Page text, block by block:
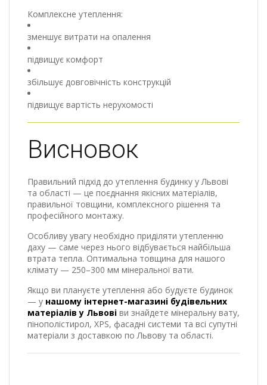
Комплексне утеплення:
зменшує витрати на опалення
підвищує комфорт
збільшує довговічність конструкцій
підвищує вартість нерухомості
Висновок
Правильний підхід до утеплення будинку у Львові
та області — це поєднання якісних матеріалів,
правильної товщини, комплексного рішення та
професійного монтажу.
Особливу увагу необхідно приділяти утепленню
даху — саме через нього відбувається найбільша
втрата тепла. Оптимальна товщина для нашого
клімату — 250–300 мм мінеральної вати.
Якщо ви плануєте утеплення або будуєте будинок
— у нашому інтернет-магазині будівельних
матеріалів у Львові ви знайдете мінеральну вату,
пінополістирол, XPS, фасадні системи та всі супутні
матеріали з доставкою по Львову та області.